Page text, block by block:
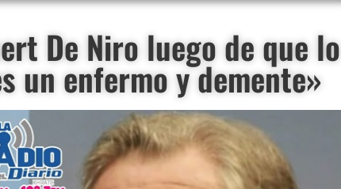
De Niro luego de que lo
un enfermo y demente»